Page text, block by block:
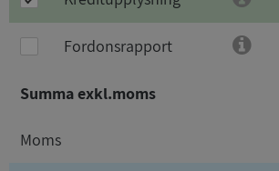
Fordonsrapport
Summa exkl.moms
Moms